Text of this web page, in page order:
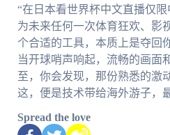
“在日本看世界杯中文直播仅
为未来任何一次体育狂欢、影
个合适的工具，本质上是夺回
当开球哨声响起，流畅的画面
至，你会发现，那份熟悉的激
这，便是技术带给海外游子，
Spread the love